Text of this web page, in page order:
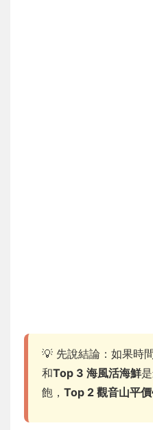
💡 先說結論：如果時
和Top 3 海風活海鮮
飽， Top 2 觀音山平